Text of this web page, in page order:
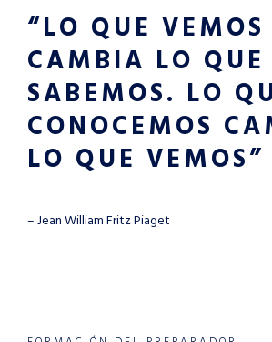
“LO QUE VEMOS
CAMBIA LO QUE
SABEMOS. LO
CONOCEMOS
LO QUE VEMOS”
– Jean William Fritz Piaget